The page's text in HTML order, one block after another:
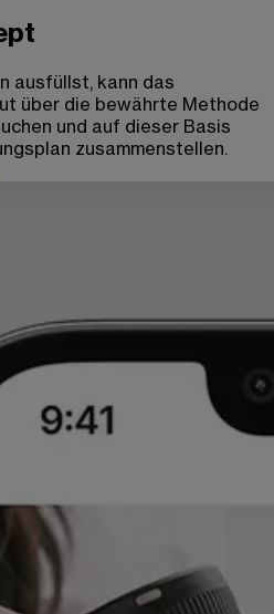
ausfüllst, kann das
über die bewährte Methode
und auf dieser Basis
zusammenstellen.